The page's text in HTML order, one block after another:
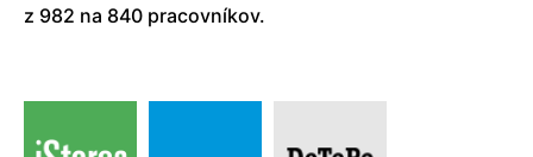
z 982 na 840 pracovníkov.